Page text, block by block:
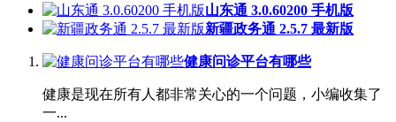
山东通 3.0.60200 手机版
新疆政务通 2.5.7 最新版
健康问诊平台有哪些
健康是现在所有人都非常关心的一个问题，小编收集了
一...